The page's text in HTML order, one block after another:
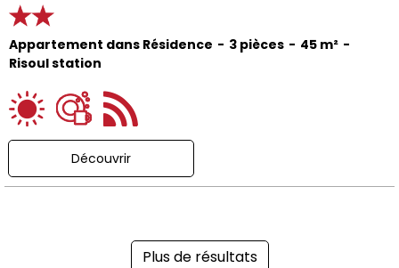
Appartement dans Résidence 3 pièces 45 m²
Risoul station
Découvrir
Plus de résultats